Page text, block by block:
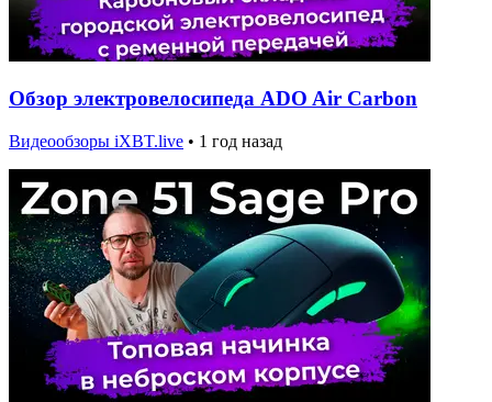
Обзор электровелосипеда ADO Air Carbon
Видеообзоры iXBT.live • 1 год назад